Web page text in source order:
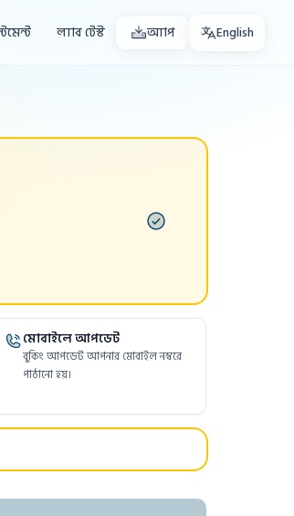
ল্যাব টেস্ট অ্যাপ English
মোবাইলে আপডেট
বুকিং আপডেট আপনার মোবাইল নম্বরে
পাঠানো হয়।